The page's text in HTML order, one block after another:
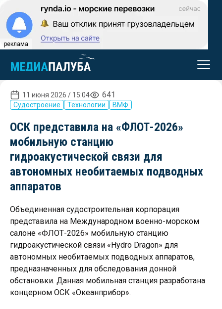
реклама
11 июня 2026 / 15:04 641
Судостроение Технологии ВМФ
ОСК представила на «ФЛОТ-2026»
мобильную станцию
гидроакустической связи для
автономных необитаемых подводных
аппаратов
Объединенная судостроительная корпорация
представила на Международном военно-морском
салоне «ФЛОТ-2026» мобильную станцию
гидроакустической связи «Hydro Dragon» для
автономных необитаемых подводных аппаратов,
предназначенных для обследования донной
обстановки. Данная мобильная станция разработана
концерном ОСК «Океанприбор».